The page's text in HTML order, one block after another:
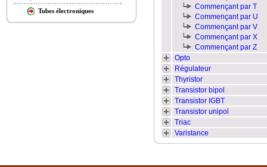
Tubes électroniques
Commençant par T
Commençant par U
Commençant par V
Commençant par X
Commençant par Z
Opto
Régulateur
Thyristor
Transistor bipol
Transistor IGBT
Transistor unipol
Triac
Varistance